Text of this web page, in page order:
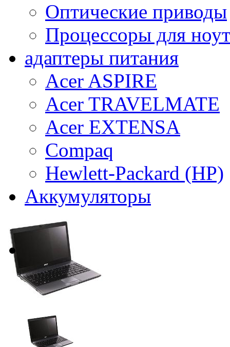
Оптические приводы
Процессоры для
адаптеры питания
Acer ASPIRE
Acer TRAVELMATE
Acer EXTENSA
Compaq
Hewlett-Packard (HP)
Аккумуляторы